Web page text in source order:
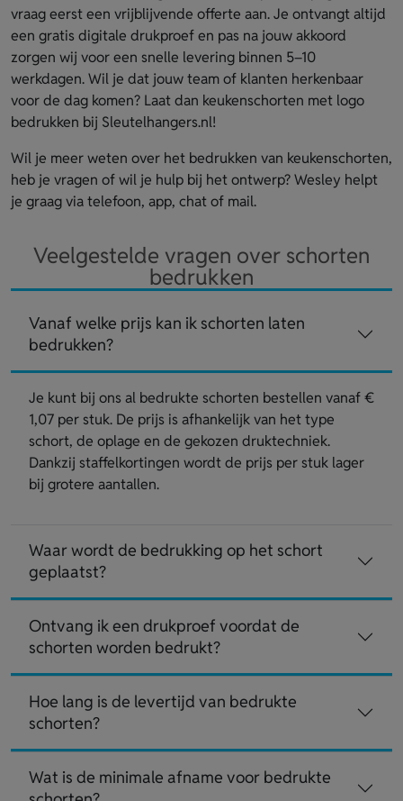
vraag eerst een vrijblijvende offerte aan. Je ontvangt altijd
een gratis digitale drukproef en pas na jouw akkoord
zorgen wij voor een snelle levering binnen 5–10
werkdagen. Wil je dat jouw team of klanten herkenbaar
voor de dag komen? Laat dan keukenschorten met logo
bedrukken bij Sleutelhangers.nl!
Wil je meer weten over het bedrukken van keukenschorten,
heb je vragen of wil je hulp bij het ontwerp? Wesley helpt
je graag via telefoon, app, chat of mail.
Veelgestelde vragen over schorten
bedrukken
Vanaf welke prijs kan ik schorten laten
bedrukken?
Je kunt bij ons al bedrukte schorten bestellen vanaf €
1,07 per stuk. De prijs is afhankelijk van het type
schort, de oplage en de gekozen druktechniek.
Dankzij staffelkortingen wordt de prijs per stuk lager
bij grotere aantallen.
Waar wordt de bedrukking op het schort
geplaatst?
Ontvang ik een drukproef voordat de
schorten worden bedrukt?
Hoe lang is de levertijd van bedrukte
schorten?
Wat is de minimale afname voor bedrukte